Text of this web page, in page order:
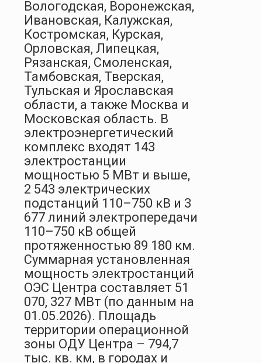
Вологодская, Воронежская,
Ивановская, Калужская,
Костромская, Курская,
Орловская, Липецкая,
Рязанская, Смоленская,
Тамбовская, Тверская,
Тульская и Ярославская
области, а также Москва и
Московская область. В
электроэнергетический
комплекс входят 143
электростанции
мощностью 5 МВт и выше,
2 543 электрических
подстанций 110–750 кВ и 3
677 линий электропередачи
110–750 кВ общей
протяженностью 89 180 км.
Суммарная установленная
мощность электростанций
ОЭС Центра составляет 51
070, 327 МВт (по данным на
01.05.2026). Площадь
территории операционной
зоны ОДУ Центра – 794,7
тыс. кв. км, в городах и